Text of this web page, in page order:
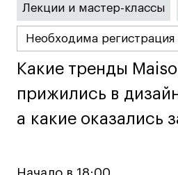
Britanka New Creatives
Fashion Summer
Проект с Microsoft
Подобрать программу
Войти в кампус
Лекции и мастер-классы
Необходима регистрация
Какие тренды
прижились в
а какие оказались
Какие тренды
прижились в
а какие оказались